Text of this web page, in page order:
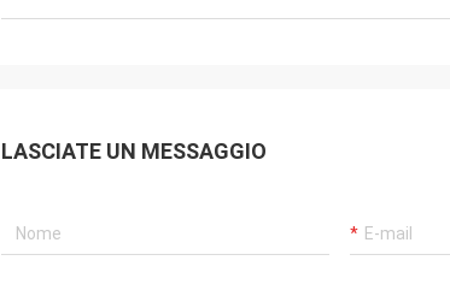
LASCIATE UN MESSAGGIO